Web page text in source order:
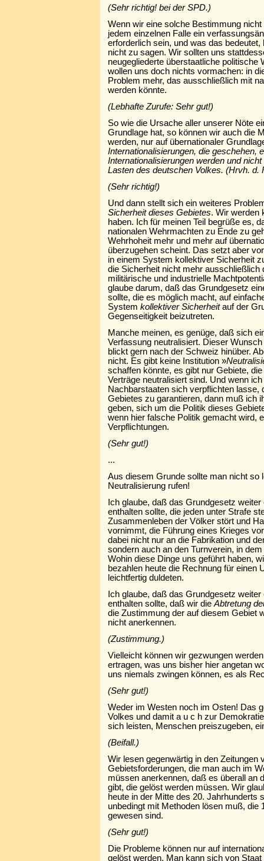
(Sehr richtig! bei der SPD.)
Wenn wir eine solche Bestimmung
jedem einzelnen Falle ein
erforderlich sein, und was das
nicht zu sagen. Wir sollten uns
neugegliederte überstaatliche politische
wollen uns doch nichts vormachen: in
Problem mehr, das ausschließlich mit
werden könnte.
(Lebhafte Zurufe: Sehr gut!)
So wie die Ursache aller unserer Nöte
Grundlage hat, so können wir auch die
werden, nur auf übernationaler
Internationalisierungen, die geschehen,
Internationalisierungen werden und
Lasten des deutschen Volkes. (Hrvh. d.
(Sehr richtig!)
Und dann stellt sich ein weiteres
Sicherheit dieses Gebietes. Wir werden
haben. Ich für meinen Teil begrüße es,
nationalen Wehrmachten zu Ende zu
Wehrhoheit mehr und mehr auf
überzugehen scheint. Das setzt aber
in einem System kollektiver Sicherheit
die Sicherheit nicht mehr ausschließlich
militärische und industrielle
glaube darum, daß das Grundgesetz
sollte, die es möglich macht, auf
Systemkollektiver Sicherheitauf der
Gegenseitigkeit beizutreten.
Manche meinen, es genüge, daß sich
Verfassung neutralisiert. Dieser
blickt gern nach der Schweiz hinüber.
nicht. Es gibt keine Institution »
schaffen könnte, es gibt nur Gebiete,
Verträge neutralisiert sind. Und wenn
Nachbarstaaten sich verpflichten lasse,
Gebietes zu garantieren, dann muß ich
geben, sich um die Politik dieses
wenn hier falsche Politik gemacht wird,
Verpflichtungen.
(Sehr gut!)
...
Aus diesem Grunde sollte man nicht so
Neutralisierung rufen!
Ich glaube, daß das Grundgesetz
enthalten sollte, die jeden unter Strafe
Zusammenleben der Völker stört und
vornimmt, die Führung eines Krieges
dabei nicht nur an die Fabrikation und
sondern auch an den Turnverein, in
Wohin diese Dinge uns geführt haben,
bezahlen heute die Rechnung für einen
leichtfertig duldeten.
Ich glaube, daß das Grundgesetz
enthalten sollte, daß wir dieAbtretung
die Zustimmung der auf diesem Gebiet
nicht anerkennen.
(Zustimmung.)
Vielleicht können wir gezwungen
ertragen, was uns bisher hier angetan
uns niemals zwingen können, es als
(Sehr gut!)
Weder im Westen noch im Osten! Das
Volkes und damit a u c h zur
sich leisten, Menschen preiszugeben,
(Beifall.)
Wir lesen gegenwärtig in den Zeitungen
Gebietsforderungen, die man auch im
müssen anerkennen, daß es überall an
gibt, die gelöst werden müssen. Wir
heute in der Mitte des 20. Jahrhunderts
unbedingt mit Methoden lösen muß, die
gewesen sind.
(Sehr gut!)
Die Probleme können nur auf
gelöst werden. Man kann sich von